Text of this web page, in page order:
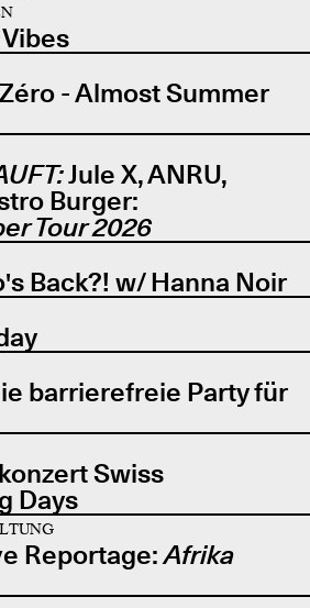
- Almost Summer
Jule X, ANRU,
Burger:
Tour 2026
Back?! w/ Hanna Noir
barrierefreie Party für
Swiss
Days
Reportage:Afrika